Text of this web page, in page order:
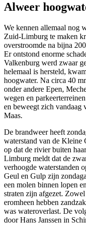
Alweer
We kennen allemaal nog
Zuid-Limburg te maken
overstroomde na bijna
Er ontstond enorme
Valkenburg werd zwaar
helemaal is hersteld,
hoogwater. Na circa 40
onder andere Epen,
wegen en
en beweegt zich vandaag
Maas.
De brandweer heeft
waterstand van de
op dat de rivier buiten
Limburg meldt dat de
verhoogde waterstanden
Geul en Gulp zijn
een molen binnen lopen
straten zijn afgezet.
eromheen hebben
was wateroverlast. De
door Hans Janssen in